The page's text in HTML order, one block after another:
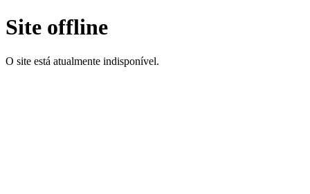
Site offline
O site está atualmente indisponível.